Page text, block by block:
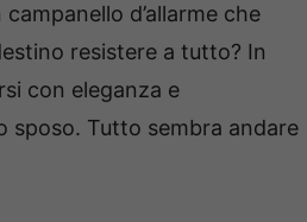
d’allarme che
resistere a tutto? In
con eleganza e
sposo. Tutto sembra andare